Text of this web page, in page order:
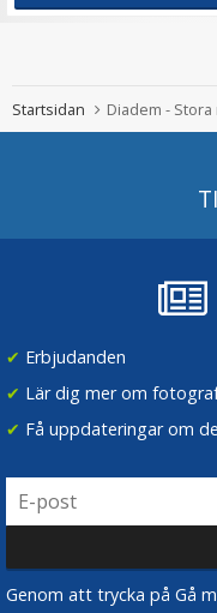
Startsidan Diadem -
✔ Erbjudanden
✔ Lär dig mer om
✔ Få uppdateringar om
Genom att trycka på Gå